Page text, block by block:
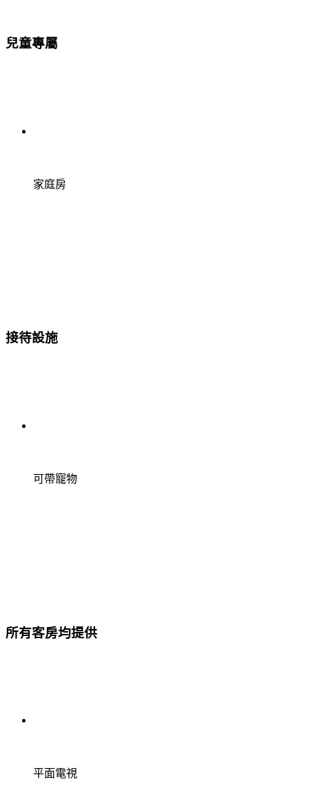
兒童專屬
家庭房
接待設施
可帶寵物
所有客房均提供
平面電視